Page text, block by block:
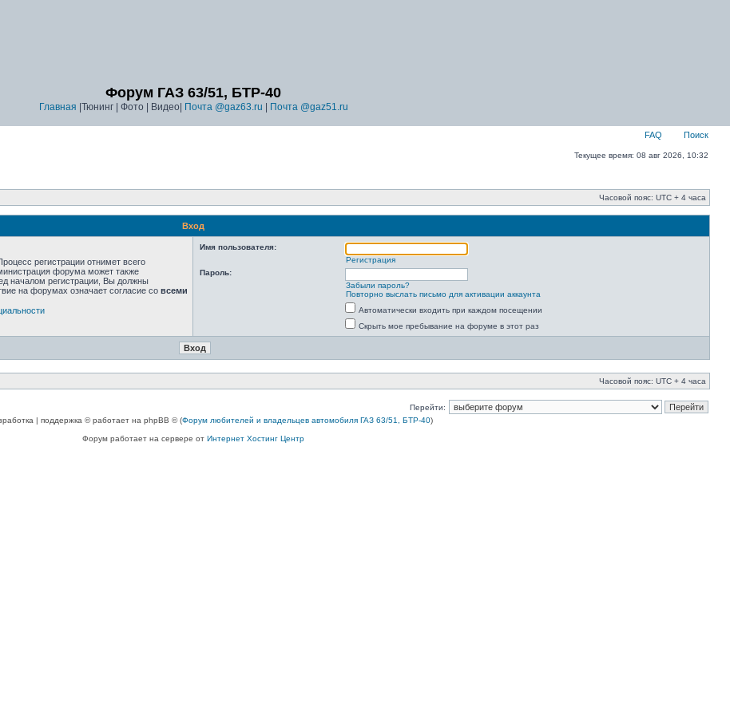
Форум ГАЗ 63/51, БТР-40
Главная |Тюнинг | Фото | Видео| Почта @gaz63.ru Почта @gaz51.ru
FAQ Поиск
Текущее время: 08 авг 2026, 10:32
Часовой пояс: UTC + 4 часа
Вход
регистрации отнимет всего
форума может также
началом регистрации, Вы должны
на форумах означает согласие со всеми
Имя пользователя:
Регистрация
Пароль:
Забыли пароль?
Повторно выслать письмо для активации аккаунта
Автоматически входить при каждом посещении
Скрыть мое пребывание на форуме в этот раз
Часовой пояс: UTC + 4 часа
Перейти:
| поддержка © работает на phpBB © (Форум любителей и владельцев автомобиля ГАЗ 63/51, БТР-40)
Форум работает на сервере от Интернет Хостинг Центр